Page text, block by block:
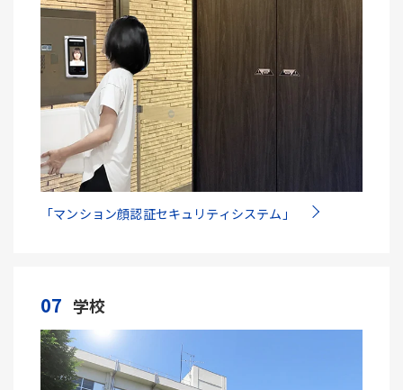
「マンション顔認証セキュリティシステム」
07 学校